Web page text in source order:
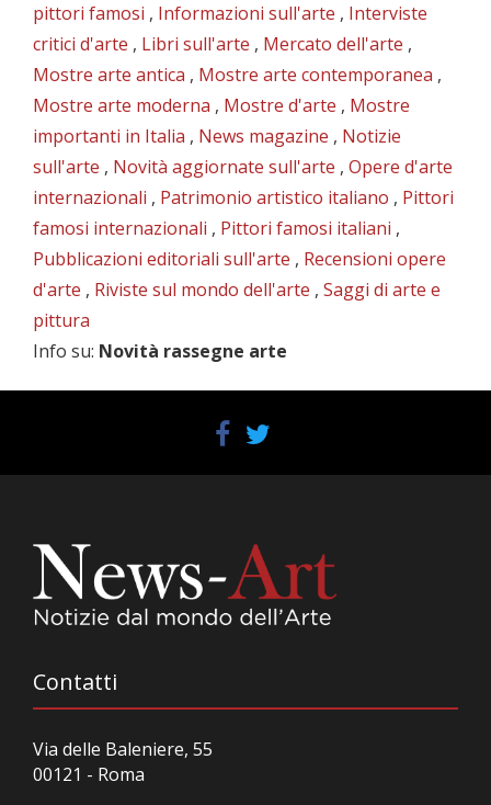
pittori famosi , Informazioni sull'arte , Interviste
critici d'arte , Libri sull'arte , Mercato dell'arte ,
Mostre arte antica , Mostre arte contemporanea ,
Mostre arte moderna , Mostre d'arte , Mostre
importanti in Italia , News magazine , Notizie
sull'arte , Novità aggiornate sull'arte , Opere d'arte
internazionali , Patrimonio artistico italiano , Pittori
famosi internazionali , Pittori famosi italiani ,
Pubblicazioni editoriali sull'arte , Recensioni opere
d'arte , Riviste sul mondo dell'arte , Saggi di arte e
pittura
Info su: Novità rassegne arte
Contatti
Via delle Baleniere, 55
00121 - Roma